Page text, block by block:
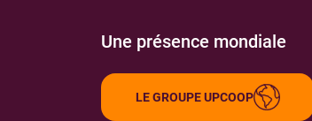
Une présence mondiale
LE GROUPE UPCOOP